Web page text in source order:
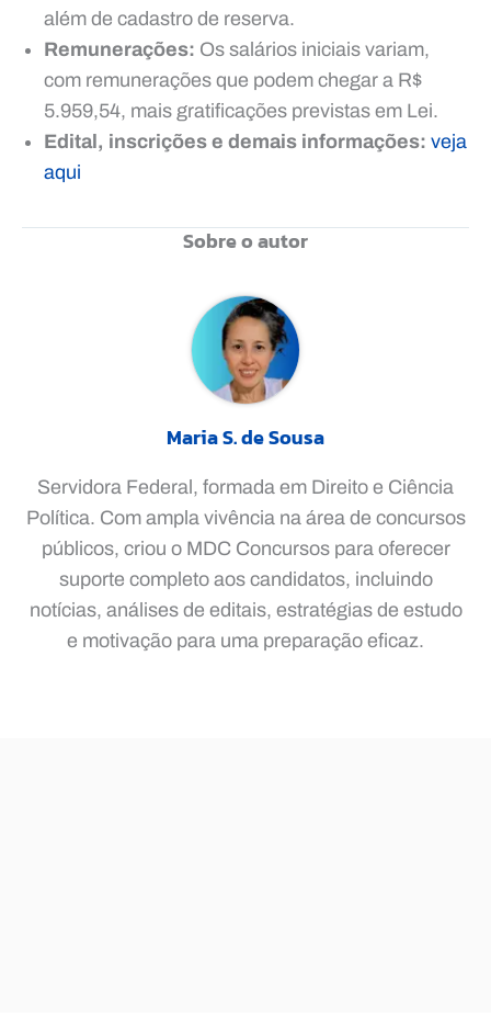
além de cadastro de reserva.
Remunerações: Os salários iniciais variam,
com remunerações que podem chegar a R$
5.959,54, mais gratificações previstas em Lei.
Edital, inscrições e demais informações: veja
aqui
Sobre o autor
Maria S. de Sousa
Servidora Federal, formada em Direito e Ciência
Política. Com ampla vivência na área de concursos
públicos, criou o MDC Concursos para oferecer
suporte completo aos candidatos, incluindo
notícias, análises de editais, estratégias de estudo
e motivação para uma preparação eficaz.